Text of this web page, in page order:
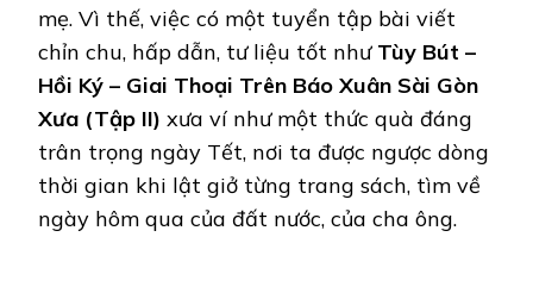
mẹ. Vì thế, việc có một tuyển tập bài viết
chỉn chu, hấp dẫn, tư liệu tốt như Tùy Bút –
Hồi Ký – Giai Thoại Trên Báo Xuân Sài Gòn
Xưa (Tập II) xưa ví như một thức quà đáng
trân trọng ngày Tết, nơi ta được ngược dòng
thời gian khi lật giở từng trang sách, tìm về
ngày hôm qua của đất nước, của cha ông.